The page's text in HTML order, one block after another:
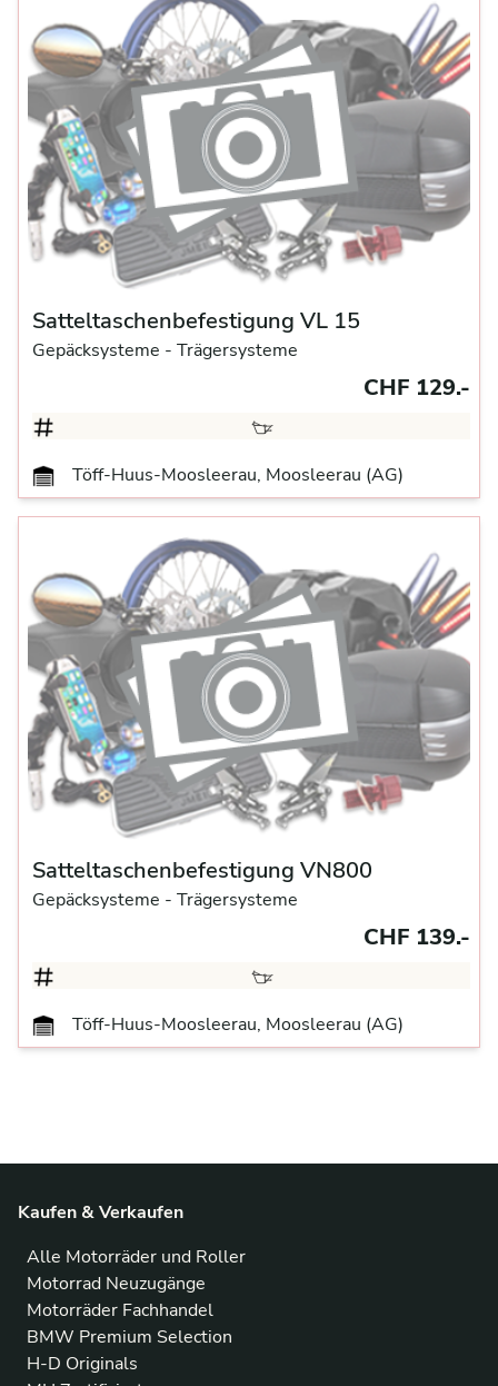
Satteltaschenbefestigung VL 15
Gepäcksysteme - Trägersysteme
CHF 129.-
Töff-Huus-Moosleerau, Moosleerau (AG)
Satteltaschenbefestigung VN800
Gepäcksysteme - Trägersysteme
CHF 139.-
Töff-Huus-Moosleerau, Moosleerau (AG)
Kaufen & Verkaufen
Alle Motorräder und Roller
Motorrad Neuzugänge
Motorräder Fachhandel
BMW Premium Selection
H-D Originals